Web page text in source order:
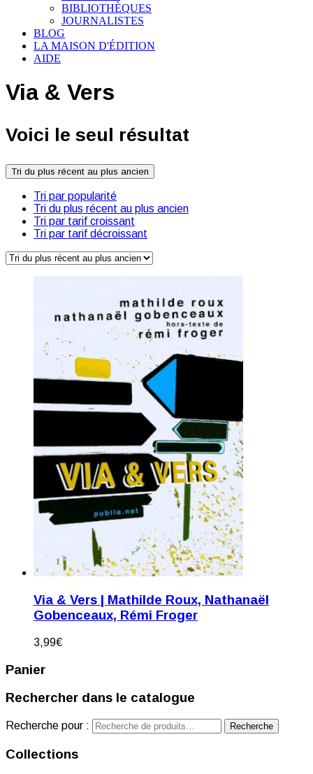
BIBLIOTHÈQUES
JOURNALISTES
BLOG
LA MAISON D'ÉDITION
AIDE
Via & Vers
Voici le seul résultat
Tri du plus récent au plus ancien
Tri par popularité
Tri du plus récent au plus ancien
Tri par tarif croissant
Tri par tarif décroissant
Via & Vers | Mathilde Roux, Nathanaël
Gobenceaux, Rémi Froger
3,99€
Panier
Rechercher dans le catalogue
Recherche pour : Recherche
Collections